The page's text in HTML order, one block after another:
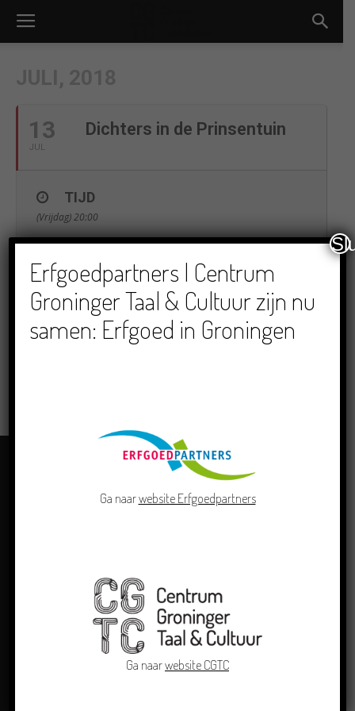
13
JUL
Dichters in de Prinsentuin
TIJD
(Vrijdag) 20:00
LOCATIE
Puddingfabriek
Viaductstraat 3, Groningen
OVER ONS
Erfgoedpartners | Centrum
Groninger Taal & Cultuur zijn nu
samen: Erfgoed in Groningen
Ga naarwebsite Erfgoedpartners
Ga naarwebsite CGTC